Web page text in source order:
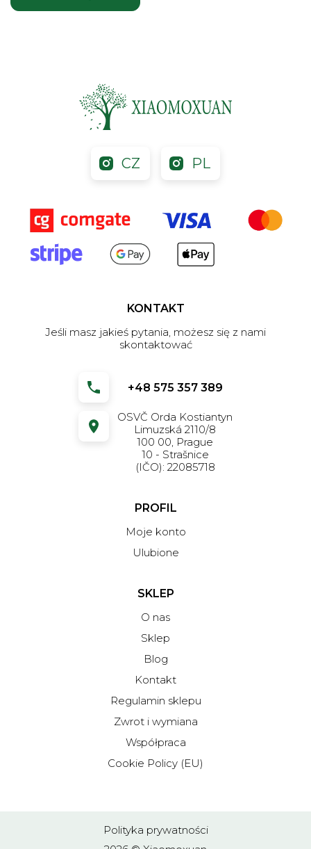
CZ PL
KONTAKT
Jeśli masz jakieś pytania, możesz się z nami
skontaktować
+48 575 357 389
OSVČ Orda Kostiantyn
Limuzská 2110/8
100 00, Prague
10 - Strašnice
(IČO): 22085718
PROFIL
Moje konto
Ulubione
SKLEP
O nas
Sklep
Blog
Kontakt
Regulamin sklepu
Zwrot i wymiana
Współpraca
Cookie Policy (EU)
Polityka prywatności